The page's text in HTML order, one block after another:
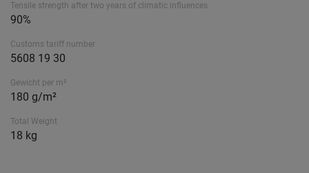
Tensile strength after two years of climatic influences
90%
Customs tariff number
5608 19 30
Gewicht per m²
180 g/m²
Total Weight
18 kg